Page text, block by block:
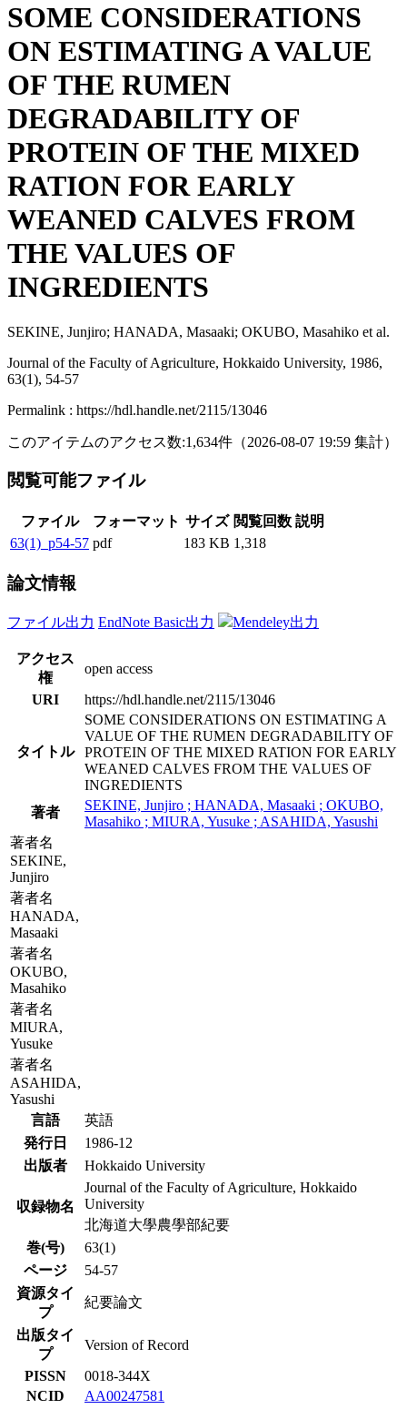
SOME CONSIDERATIONS
ON ESTIMATING A VALUE
OF THE RUMEN
DEGRADABILITY OF
PROTEIN OF THE MIXED
RATION FOR EARLY
WEANED CALVES FROM
THE VALUES OF
INGREDIENTS
SEKINE, Junjiro; HANADA, Masaaki; OKUBO, Masahiko et al.
Journal of the Faculty of Agriculture, Hokkaido University, 1986,
63(1), 54-57
Permalink : https://hdl.handle.net/2115/13046
このアイテムのアクセス数:1,634件 （2026-08-07 19:59 集計）
閲覧可能ファイル
ファイル フォーマット サイズ 閲覧回数 説明
63(1)_p54-57 pdf 183 KB 1,318
論文情報
ファイル出力 EndNote Basic出力 Mendeley出力
アクセス
権
open access
URI
https://hdl.handle.net/2115/13046
タイトル
SOME CONSIDERATIONS ON ESTIMATING A
VALUE OF THE RUMEN DEGRADABILITY OF
PROTEIN OF THE MIXED RATION FOR EARLY
WEANED CALVES FROM THE VALUES OF
INGREDIENTS
著者
SEKINE, Junjiro ; HANADA, Masaaki ; OKUBO,
Masahiko ; MIURA, Yusuke ; ASAHIDA, Yasushi
著者名
SEKINE,
Junjiro
著者名
HANADA,
Masaaki
著者名
OKUBO,
Masahiko
著者名
MIURA,
Yusuke
著者名
ASAHIDA,
Yasushi
言語
英語
発行日
1986-12
出版者
Hokkaido University
収録物名
Journal of the Faculty of Agriculture, Hokkaido
University
北海道大學農學部紀要
巻(号)
63(1)
ページ
54-57
資源タイ
プ
紀要論文
出版タイ
プ
Version of Record
PISSN
0018-344X
NCID
AA00247581